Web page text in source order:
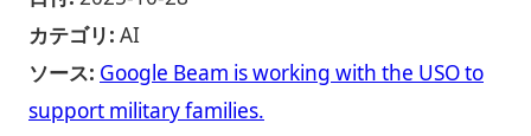
カテゴリ: AI
ソース: Google Beam is working with the USO to
support military families.